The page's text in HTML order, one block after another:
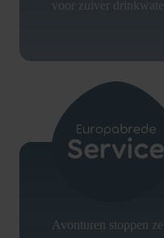
voor zuiver
Avonturen stoppen